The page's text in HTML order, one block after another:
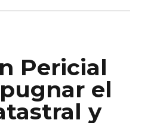
Pericial
el
y